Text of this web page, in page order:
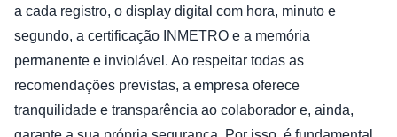
a cada registro, o display digital com hora, minuto e
segundo, a certificação INMETRO e a memória
permanente e inviolável. Ao respeitar todas as
recomendações previstas, a empresa oferece
tranquilidade e transparência ao colaborador e, ainda,